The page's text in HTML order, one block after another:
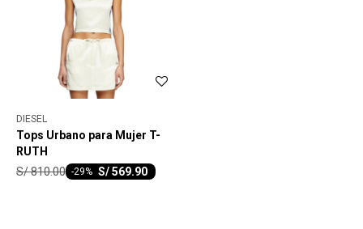
DIESEL
Tops Urbano para Mujer T-
RUTH
S/569.90
-29
S/810.00